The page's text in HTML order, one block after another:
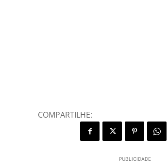
COMPARTILHE:
PUBLICIDADE